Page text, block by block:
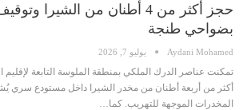
حجز أكثر من 4 أطنان من الشيرا
بضواحي طنجة
Aydani Mohamed يوليو 7, 2026
تمكنت عناصر الدرك الملكي بمنطقة الملوسة التابعة
أكثر من أربعة أطنان من مخدر الشيرا داخل مستودع سري
المخدرات الموجهة للتهريب. كما…